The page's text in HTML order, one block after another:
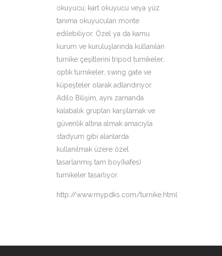
okuyucu; kart okuyucu veya yüz
tanıma okuyucuları monte
edilebiliyor. Özel ya da kamu
kurum ve kuruluşlarında kullanılan
turnike çeşitlerini tripod turnikeler,
optik turnikeler, swing gate ve
küpeşteler olarak adlandırıyor.
Adilo Bilişim, aynı zamanda
kalabalık grupları karşılamak ve
güvenlik altına almak amacıyla
stadyum gibi alanlarda
kullanılmak üzere özel
tasarlanmış tam boy(kafes)
turnikeler tasarlıyor.
http://www.mypdks.com/turnike.html